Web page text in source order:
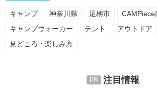
キャンプ 神奈川県 足柄市
CAMPiece
キャンプウォーカー
テント アウトドア
見どころ・楽しみ方
注目情報